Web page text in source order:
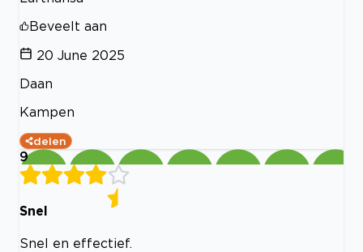
Beveelt aan
20 June 2025
Daan
Kampen
delen
9
Snel
Snel en effectief.